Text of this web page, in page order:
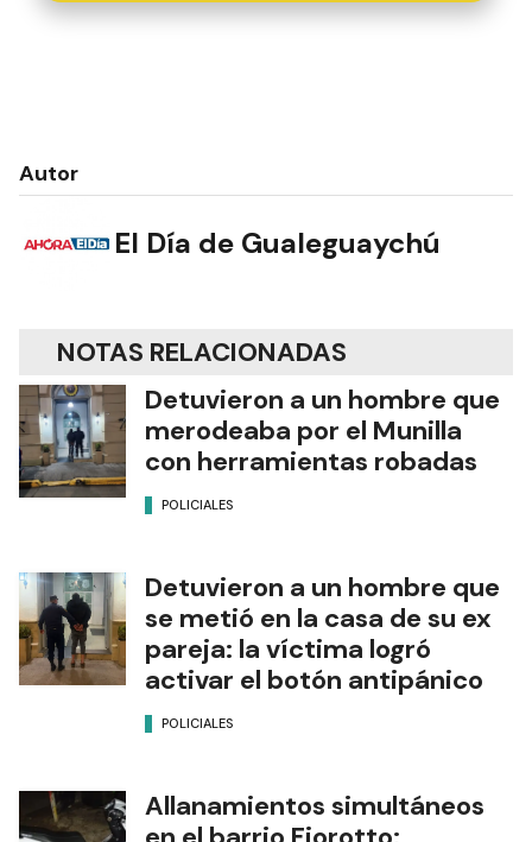
Autor
El Día de Gualeguaychú
NOTAS RELACIONADAS
Detuvieron a un hombre que
merodeaba por el Munilla
con herramientas robadas
POLICIALES
Detuvieron a un hombre que
se metió en la casa de su ex
pareja: la víctima logró
activar el botón antipánico
POLICIALES
Allanamientos simultáneos